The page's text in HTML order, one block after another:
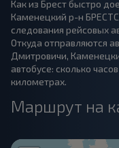
Как из Брест быстро
Каменецкий р-н
следования рейсовых
Откуда отправляются
Дмитровичи,
автобусе: сколько
километрах.
Маршрут на